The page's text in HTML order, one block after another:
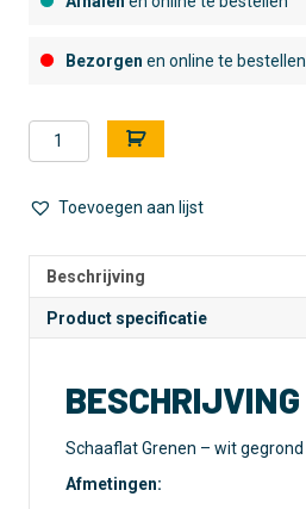
Bezorgen en online te bestellen
Schaaflat
-
-
mm
gegrond
l
e
n
t
i
:
Toevoegen aan lijst
Beschrijving
Product specificatie
BESCHRIJVING
Schaaflat Grenen – wit gegrond
Afmetingen: